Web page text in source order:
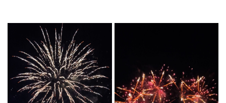
En cochant cette case, vous consentez à recevoir nos propositions commerciales à
l'adresse email indiqué ci-dessus. Vous pouvez vous désinscrire à tout moment en
utilisantle formulaire de désinscription